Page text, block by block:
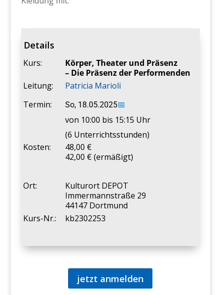
Details
Kurs:
Körper, Theater und Präsenz
– Die Präsenz der Performenden
Leitung:
Patricia Marioli
Termin:
So, 18.05.2025📅
von 10:00 bis 15:15 Uhr
(6 Unterrichtsstunden)
Kosten:
48,00 €
42,00 € (ermäßigt)
Ort:
Kulturort DEPOT
Immermannstraße 29
44147 Dortmund
Kurs-Nr.:
kb2302253
jetzt anmelden